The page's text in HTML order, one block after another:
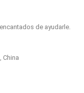
de ayudarle.
China